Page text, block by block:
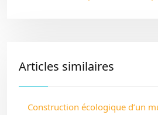
Articles similaires
Construction écologique d’un